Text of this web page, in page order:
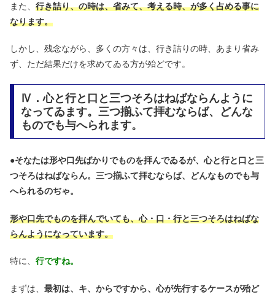
また、 行き詰り、の時は、省みて、考える時、が多く占める事に
なります。
しかし、残念ながら、多くの方々は、行き詰りの時、あまり省み
ず、ただ結果だけを求めてゐる方が殆どです。
Ⅳ．心と行と口と三つそろはねばならんように
なってゐます。三つ揃ふて拝むならば、どんな
ものでも与へられます。
●そなたは形や口先ばかりでものを拝んでゐるが、心と行と口と三
つそろはねばならん。三つ揃ふて拝むならば、どんなものでも与
へられるのぢゃ。
形や口先でものを拝んでいても、心・口・行と三つそろはねばな
らんようになっています。
特に、 行ですね。
まずは、 最初は、キ、からですから、心が先行するケースが殆ど